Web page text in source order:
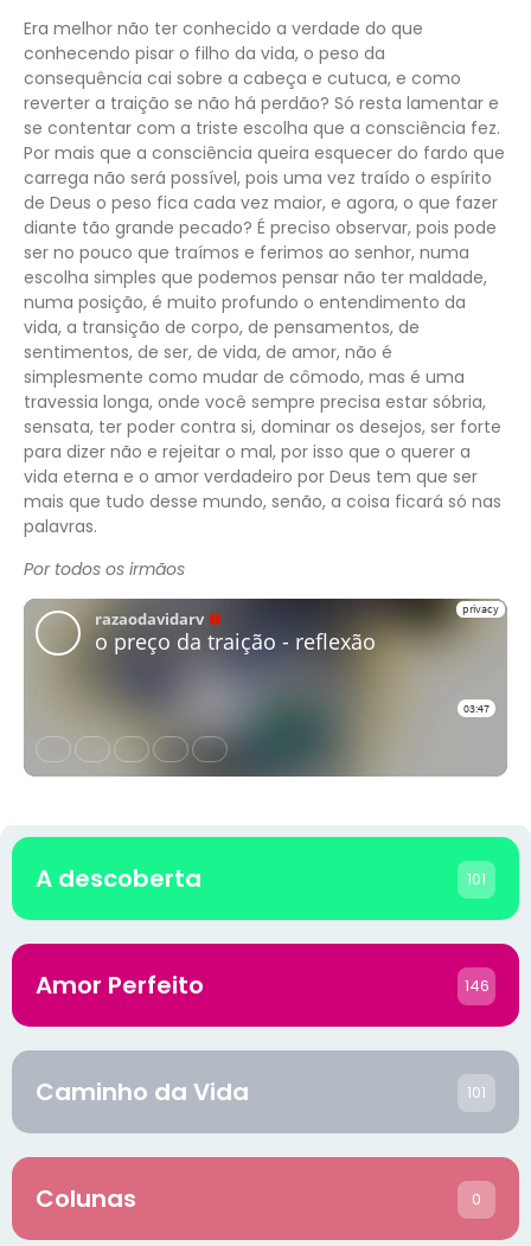
Era melhor não ter conhecido a verdade do que
conhecendo pisar o filho da vida, o peso da
consequência cai sobre a cabeça e cutuca, e como
reverter a traição se não há perdão? Só resta lamentar e
se contentar com a triste escolha que a consciência fez.
Por mais que a consciência queira esquecer do fardo que
carrega não será possível, pois uma vez traído o espírito
de Deus o peso fica cada vez maior, e agora, o que fazer
diante tão grande pecado? É preciso observar, pois pode
ser no pouco que traímos e ferimos ao senhor, numa
escolha simples que podemos pensar não ter maldade,
numa posição, é muito profundo o entendimento da
vida, a transição de corpo, de pensamentos, de
sentimentos, de ser, de vida, de amor, não é
simplesmente como mudar de cômodo, mas é uma
travessia longa, onde você sempre precisa estar sóbria,
sensata, ter poder contra si, dominar os desejos, ser forte
para dizer não e rejeitar o mal, por isso que o querer a
vida eterna e o amor verdadeiro por Deus tem que ser
mais que tudo desse mundo, senão, a coisa ficará só nas
palavras.
Por todos os irmãos
A descoberta 101
Amor Perfeito 146
Caminho da Vida 101
Colunas 0